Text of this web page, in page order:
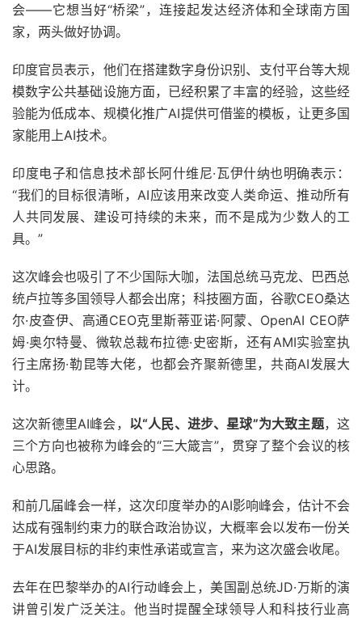
会——它想当好“桥梁”，连接起发达经济体和全球南方国
家，两头做好协调。
印度官员表示，他们在搭建数字身份识别、支付平台等大规
模数字公共基础设施方面，已经积累了丰富的经验，这些经
验能为低成本、规模化推广AI提供可借鉴的模板，让更多国
家能用上AI技术。
印度电子和信息技术部长阿什维尼·瓦伊什纳也明确表示：
“我们的目标很清晰，AI应该用来改变人类命运、推动所有
人共同发展、建设可持续的未来，而不是成为少数人的工
具。”
这次峰会也吸引了不少国际大咖，法国总统马克龙、巴西总
统卢拉等多国领导人都会出席；科技圈方面，谷歌CEO桑达
尔·皮查伊、高通CEO克里斯蒂亚诺·阿蒙、OpenAI CEO萨
姆·奥尔特曼、微软总裁布拉德·史密斯，还有AMI实验室执
行主席扬·勒昆等大佬，也都会齐聚新德里，共商AI发展大
计。
这次新德里AI峰会， 以“人民、进步、星球”为大致主题，这
三个方向也被称为峰会的“三大箴言”，贯穿了整个会议的核
心思路。
和前几届峰会一样，这次印度举办的AI影响峰会，估计不会
达成有强制约束力的联合政治协议，大概率会以发布一份关
于AI发展目标的非约束性承诺或宣言，来为这次盛会收尾。
去年在巴黎举办的AI行动峰会上，美国副总统JD·万斯的演
讲曾引发广泛关注。他当时提醒全球领导人和科技行业高